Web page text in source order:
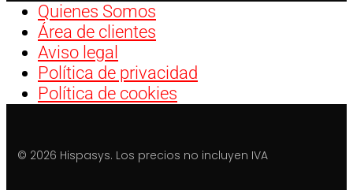
Quienes Somos
Área de clientes
Aviso legal
Política de privacidad
Política de cookies
© 2026 Hispasys. Los precios no incluyen IVA